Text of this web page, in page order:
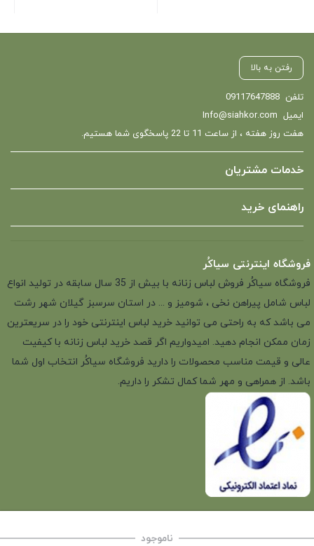
ناموجود
رفتن به بالا
تلفن 09117647888
ایمیل Info@siahkor.com
هفت روز هفته ، از ساعت 11 تا 22 پاسخگوی شما هستیم.
خدمات مشتریان
راهنمای خرید
فروشگاه اینترنتی سیاکُر
فروشگاه سیاکُر فروش لباس زنانه با بیش از 35 سال سابقه در تولید انواع
لباس شامل پیراهن نخی ، شومیز و ... در استان سرسبز گیلان شهر رشت
می باشد که به راحتی می توانید خرید لباس اینترنتی خود را در سریعترین
زمان ممکن انجام دهید. امیدواریم اگر قصد خرید لباس زنانه با کیفیت
عالی و قیمت مناسب محصولات را دارید فروشگاه سیاکُر انتخاب اول شما
باشد. از همراهی و مهر شما کمال تشکر را داریم.